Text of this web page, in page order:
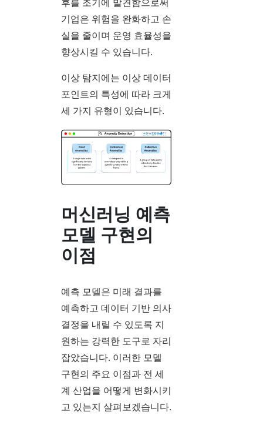
기업은 위험을 완화하고 손
실을 줄이며 운영 효율성을
향상시킬 수 있습니다.
이상 탐지에는 이상 데이터
포인트의 특성에 따라 크게
세 가지 유형이 있습니다.
머신러닝 예측
모델 구현의
이점
예측 모델은 미래 결과를
예측하고 데이터 기반 의사
결정을 내릴 수 있도록 지
원하는 강력한 도구로 자리
잡았습니다. 이러한 모델
구현의 주요 이점과 전 세
계 산업을 어떻게 변화시키
고 있는지 살펴보겠습니다.